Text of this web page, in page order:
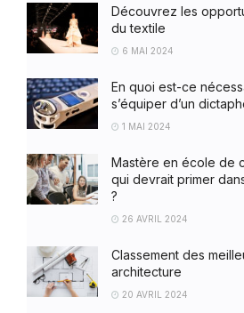
Découvrez les
du textile
6 MAI 2024
En quoi est-ce
s’équiper d’un
1 MAI 2024
Mastère en école de
qui devrait primer
?
26 AVRIL 2024
Classement des
architecture
20 AVRIL 2024